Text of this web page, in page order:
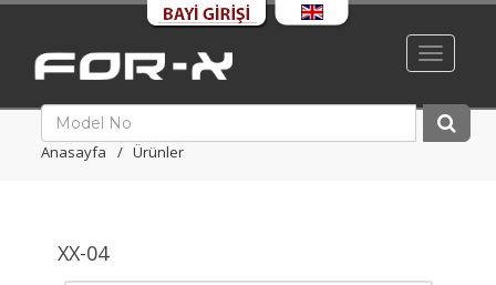
Toggle
Anasayfa Ürünler
XX-04